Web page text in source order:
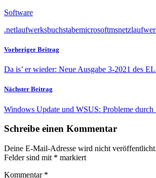
Software
.netlaufwerksbuchstabemicrosoftmsnetzlaufwer
Vorheriger Beitrag
Da is’ er wieder: Neue Ausgabe 3-2021 des
Nächster Beitrag
Windows Update und WSUS: Probleme durch
Schreibe einen Kommentar
Deine E-Mail-Adresse wird nicht veröffentlicht.
Felder sind mit * markiert
Kommentar *